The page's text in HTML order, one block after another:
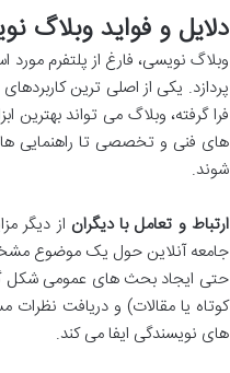
دلایل و فواید وبلاگ
وبلاگ نویسی، فارغ از پلتفرم
پردازد. یکی از اصلی ترین
فرا گرفته، وبلاگ می تواند
های فنی و تخصصی تا راهنمایی های
شوند.
ارتباط و تعامل با دیگران از دیگر
جامعه آنلاین حول یک موضوع
حتی ایجاد بحث های عمومی شکل
کوتاه یا مقالات) و دریافت نظرات
های نویسندگی ایفا می کند.